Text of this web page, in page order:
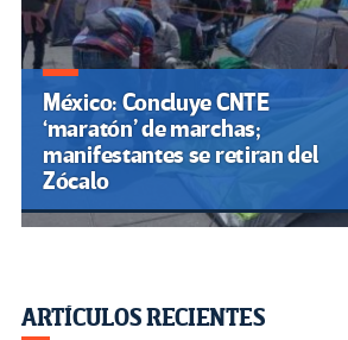
México: Concluye CNTE
‘maratón’ de marchas;
manifestantes se retiran del
Zócalo
ARTÍCULOS RECIENTES